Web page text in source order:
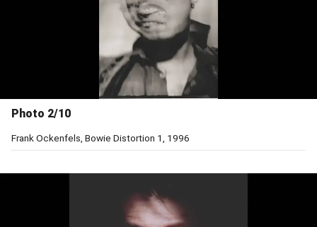
Photo 2/10
Frank Ockenfels, Bowie Distortion 1, 1996